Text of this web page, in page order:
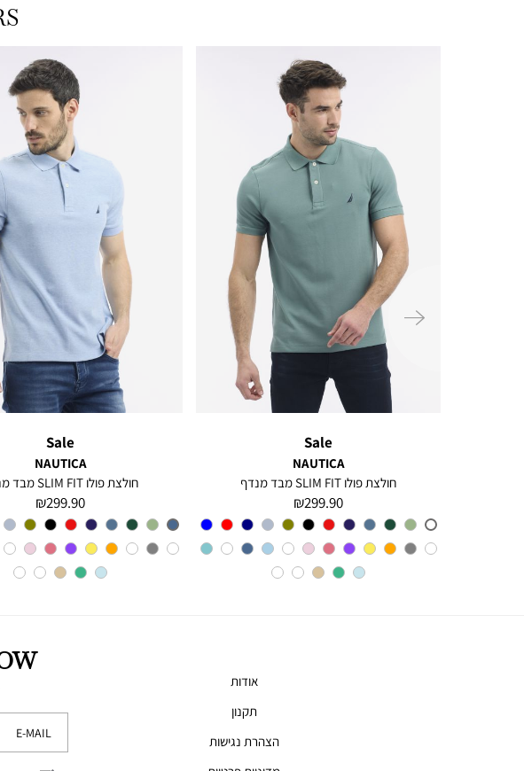
ימינה
Sale
NAUTICA
חולצת פולו SLIM FIT מבד מנדף
מחיר
מוצר
299.90 ₪
צבע
A6M
Sale
NAUTICA
חולצת פולו SLIM FIT מבד מנדף
מחיר
מוצר
299.90 ₪
צבע
CHARTER
BLUE
E-MAIL
אודות
תקנון
הצהרת נגישות